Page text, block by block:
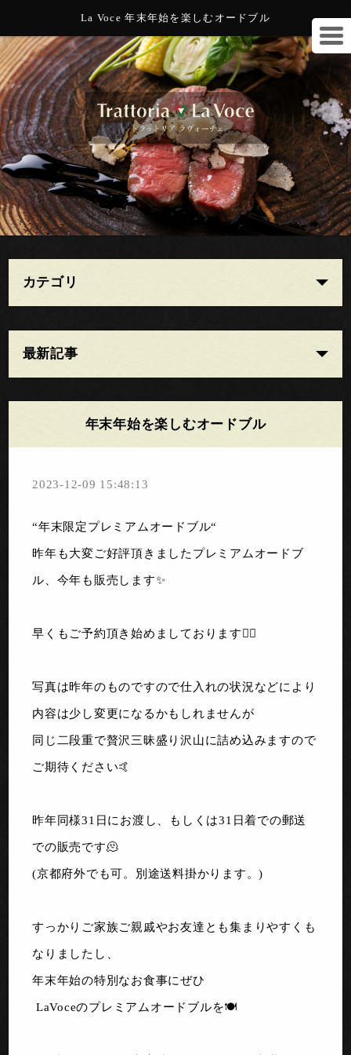
La Voce 年末年始を楽しむオードブル
カテゴリ
最新記事
年末年始を楽しむオードブル
2023-12-09 15:48:13
“年末限定プレミアムオードブル“
昨年も大変ご好評頂きましたプレミアムオードブ
ル、今年も販売します✨
早くもご予約頂き始めましております🙇‍♂️
写真は昨年のものですので仕入れの状況などにより
内容は少し変更になるかもしれませんが
同じ二段重で贅沢三昧盛り沢山に詰め込みますので
ご期待ください🤙
昨年同様31日にお渡し、もしくは31日着での郵送
での販売です🫠
(京都府外でも可。別途送料掛かります。)
すっかりご家族ご親戚やお友達とも集まりやすくも
なりましたし、
年末年始の特別なお食事にぜひ
LaVoceのプレミアムオードブルを🍽